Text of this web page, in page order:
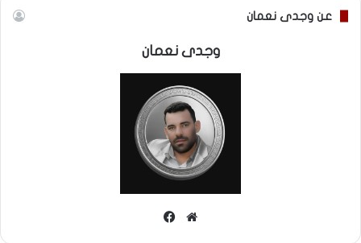
عن وجدى نعمان
وجدى نعمان
موقع